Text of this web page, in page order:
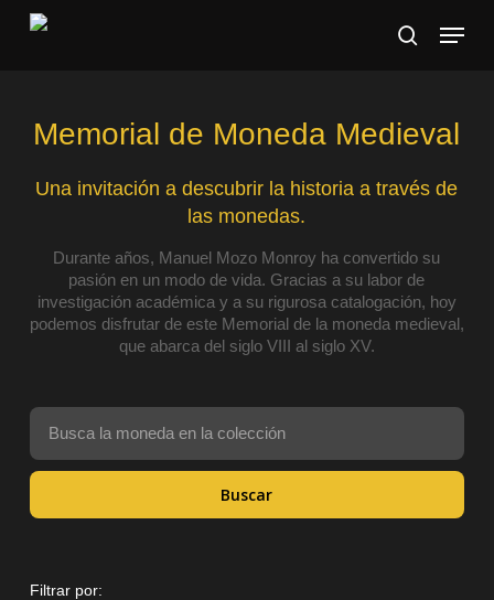
Skip
search
Menu
Memorial de Moneda Medieval
Una invitación a descubrir la historia a través de
las monedas.
Durante años, Manuel Mozo Monroy ha convertido su
pasión en un modo de vida. Gracias a su labor de
investigación académica y a su rigurosa catalogación, hoy
podemos disfrutar de este Memorial de la moneda medieval,
que abarca del siglo VIII al siglo XV.
Buscar
Filtrar por: